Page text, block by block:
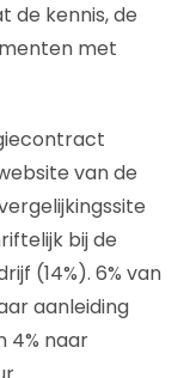
de kennis, de
met
van de
bij de
(14%). 6% van
aanleiding
4% naar